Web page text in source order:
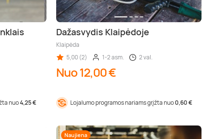
nuo4,25 €
Dažasvydis Klaipėdoje
Klaipėda
5,00 (2)
1-2 asm. 2 val.
Nuo 12,00 €
Lojalumo programos nariams grįžta nuo0,60 €
Naujiena